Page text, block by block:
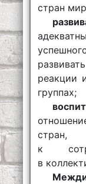
стран
реакции
группах;
к
в